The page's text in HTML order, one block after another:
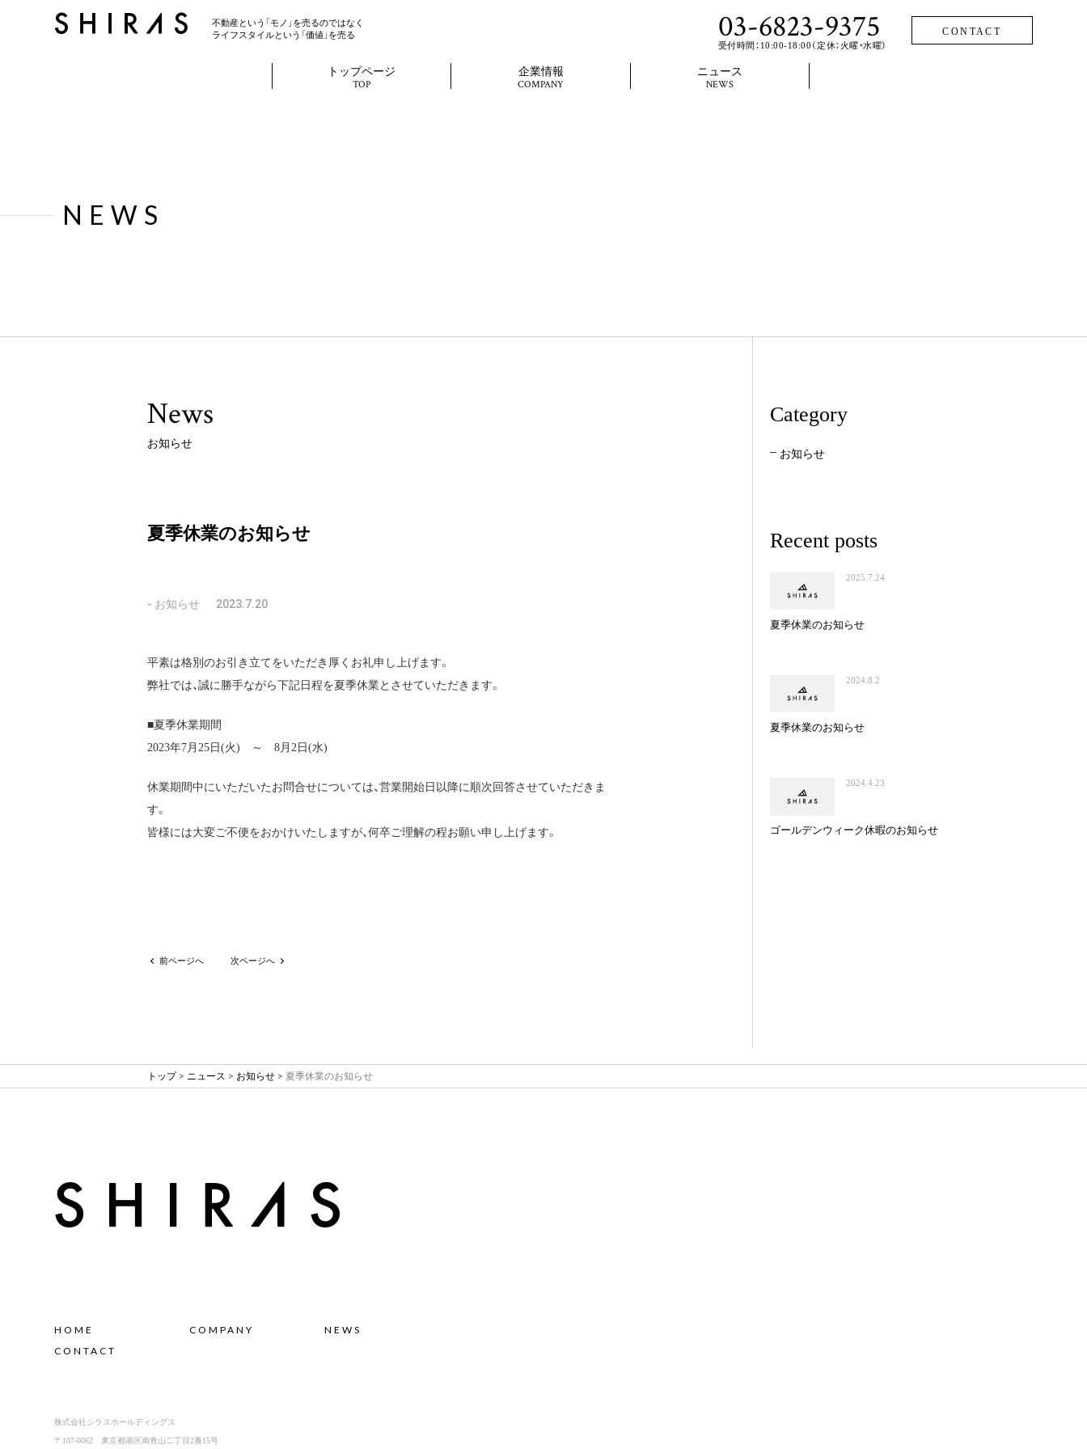
不動産という「モノ」を売るのではなく
ライフスタイルという「価値」を売る
03-6823-9375
受付時間：10:00-18:00（定休：火曜・水曜）
CONTACT
トップページ
TOP
企業情報
COMPANY
ニュース
NEWS
N EW S
News
お知らせ
夏季休業のお知らせ
お知らせ 2023.7.20
平素は格別のお引き立てをいただき厚くお礼申し上げます。
弊社では、誠に勝手ながら下記日程を夏季休業とさせていただきます。
■夏季休業期間
2023年7月25日(火) ～ 8月2日(水)
休業期間中にいただいたお問合せについては、営業開始日以降に順次回答させていただきま
す。
皆様には大変ご不便をおかけいたしますが、何卒ご理解の程お願い申し上げます。
前ページへ 次ページへ
Category
お知らせ
Recent posts
2025.7.24
夏季休業のお知らせ
2024.8.2
夏季休業のお知らせ
2024.4.23
ゴールデンウィーク休暇のお知らせ
トップ> ニュース > お知らせ > 夏季休業のお知らせ
HOME COMPANY
NEWS
CONTACT
株式会社シラスホールディングス
〒107-0062 東京都港区南青山二丁目2番15号